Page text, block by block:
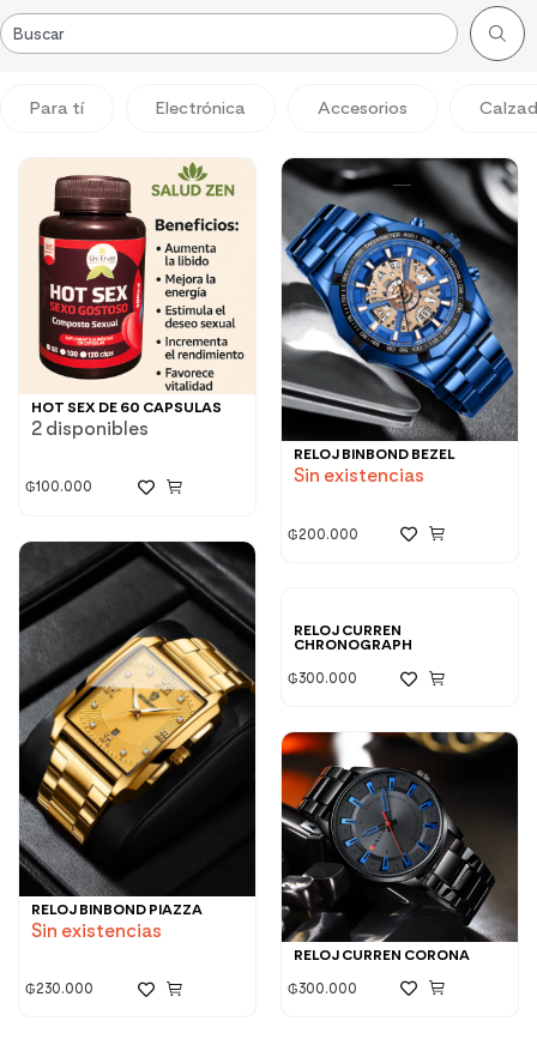
Para tí Electrónica Accesorios
HOT SEX DE 60 CAPSULAS
2 disponibles
₲100.000
RELOJ BINBOND BEZEL
Sin existencias
₲200.000
RELOJ BINBOND PIAZZA
Sin existencias
₲230.000
RELOJ CURREN
CHRONOGRAPH
₲300.000
RELOJ CURREN CORONA
₲300.000